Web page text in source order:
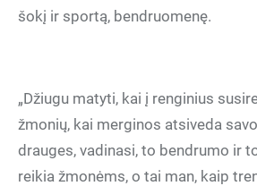
šokį ir sportą, bendruomenę.
„Džiugu matyti, kai į renginius
žmonių, kai merginos atsiveda
drauges, vadinasi, to bendrumo ir
reikia žmonėms, o tai man, kaip